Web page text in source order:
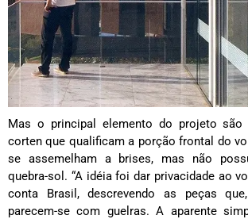
Mas o principal elemento do projeto
corten que qualificam a porção frontal do
se assemelham a brises, mas não
quebra-sol. “A idéia foi dar privacidade ao
conta Brasil, descrevendo as peças
parecem-se com guelras. A aparente